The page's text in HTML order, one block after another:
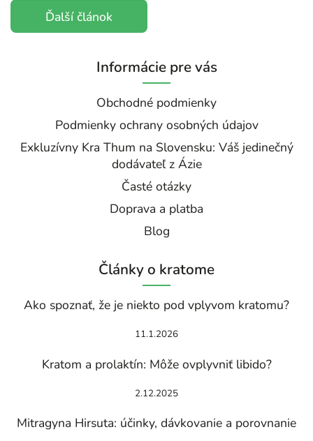
Ďalší článok
Informácie pre vás
Obchodné podmienky
Podmienky ochrany osobných údajov
Exkluzívny Kra Thum na Slovensku: Váš jedinečný
dodávateľ z Ázie
Časté otázky
Doprava a platba
Blog
Články o kratome
Ako spoznať, že je niekto pod vplyvom kratomu?
11.1.2026
Kratom a prolaktín: Môže ovplyvniť libido?
2.12.2025
Mitragyna Hirsuta: účinky, dávkovanie a porovnanie